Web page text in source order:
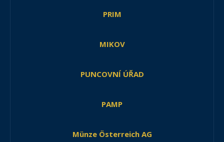
PRIM
MIKOV
PUNCOVNÍ ÚŘAD
PAMP
Münze Österreich AG